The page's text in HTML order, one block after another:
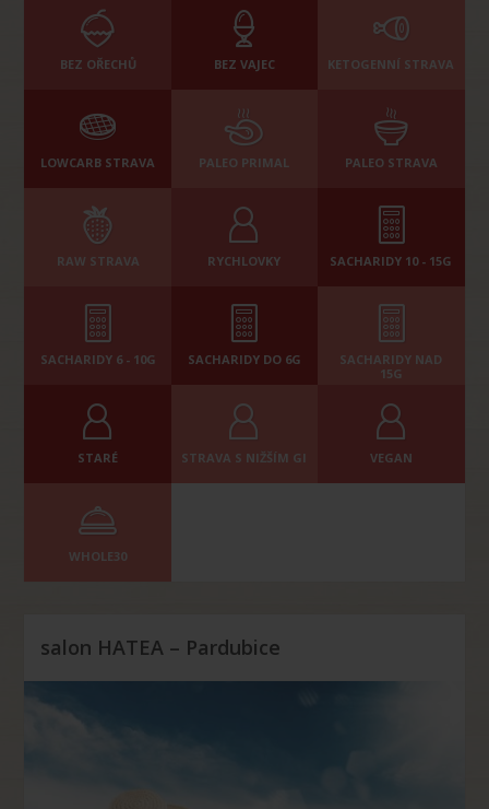
BEZ OŘECHŮ BEZ VAJEC KETOGENNÍ STRAVA
LOWCARB STRAVA PALEO PRIMAL PALEO STRAVA
RAW STRAVA RYCHLOVKY SACHARIDY 10 - 15G
SACHARIDY 6 - 10G SACHARIDY DO 6G
SACHARIDY NAD
15G
STARÉ STRAVA S NIŽŠÍM GI VEGAN
WHOLE30
salon HATEA – Pardubice